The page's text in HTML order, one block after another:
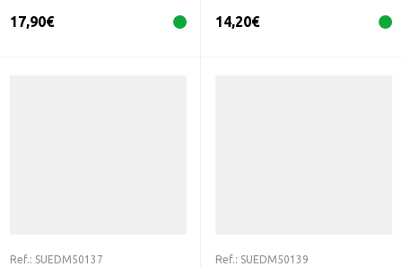
17,90€ 14,20€
Ref.: SUEDM50137
Ref.: SUEDM50139